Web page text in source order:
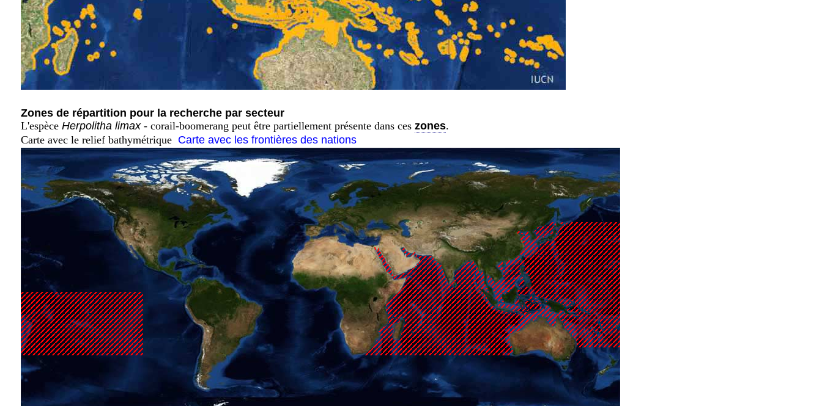
Zones de répartition pour la recherche par secteur
L'espèce Herpolitha limax- corail-boomerang peut être partiellement présente dans ces zones.
Carte avec le relief bathymétrique Carte avec les frontières des nations